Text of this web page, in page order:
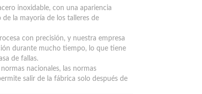
inoxidable, con una apariencia
la mayoría de los talleres de
con precisión, y nuestra empresa
durante mucho tiempo, lo que tiene
de fallas.
nacionales, las normas
salir de la fábrica solo después de